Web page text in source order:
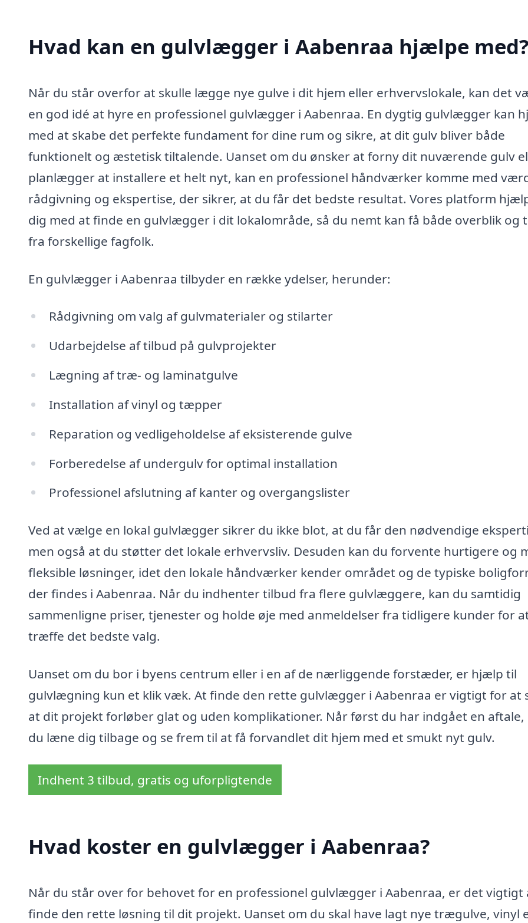
Hvad kan en gulvlægger i Aabenraa hjælpe med?
Når du står overfor at skulle lægge nye gulve i dit hjem eller erhvervslokale, kan det
en god idé at hyre en professionel gulvlægger i Aabenraa. En dygtig gulvlægger kan
med at skabe det perfekte fundament for dine rum og sikre, at dit gulv bliver både
funktionelt og æstetisk tiltalende. Uanset om du ønsker at forny dit nuværende gulv
planlægger at installere et helt nyt, kan en professionel håndværker komme med
rådgivning og ekspertise, der sikrer, at du får det bedste resultat. Vores platform
dig med at finde en gulvlægger i dit lokalområde, så du nemt kan få både overblik og
fra forskellige fagfolk.
En gulvlægger i Aabenraa tilbyder en række ydelser, herunder:
Rådgivning om valg af gulvmaterialer og stilarter
Udarbejdelse af tilbud på gulvprojekter
Lægning af træ- og laminatgulve
Installation af vinyl og tæpper
Reparation og vedligeholdelse af eksisterende gulve
Forberedelse af undergulv for optimal installation
Professionel afslutning af kanter og overgangslister
Ved at vælge en lokal gulvlægger sikrer du ikke blot, at du får den nødvendige
men også at du støtter det lokale erhvervsliv. Desuden kan du forvente hurtigere og
fleksible løsninger, idet den lokale håndværker kender området og de typiske
der findes i Aabenraa. Når du indhenter tilbud fra flere gulvlæggere, kan du samtidig
sammenligne priser, tjenester og holde øje med anmeldelser fra tidligere kunder for
træffe det bedste valg.
Uanset om du bor i byens centrum eller i en af de nærliggende forstæder, er hjælp til
gulvlægning kun et klik væk. At finde den rette gulvlægger i Aabenraa er vigtigt for at
at dit projekt forløber glat og uden komplikationer. Når først du har indgået en aftale,
du læne dig tilbage og se frem til at få forvandlet dit hjem med et smukt nyt gulv.
Indhent 3 tilbud, gratis og uforpligtende
Hvad koster en gulvlægger i Aabenraa?
Når du står over for behovet for en professionel gulvlægger i Aabenraa, er det vigtigt
finde den rette løsning til dit projekt. Uanset om du skal have lagt nye trægulve, vinyl